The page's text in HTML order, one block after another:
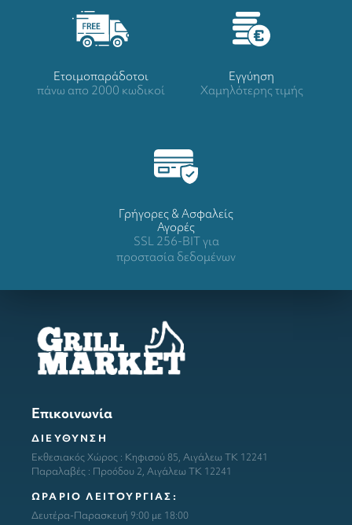
Ετοιμοπαράδοτοι
πάνω απο 2000 κωδικοί
Eγγύηση
Χαμηλότερης τιμής
Γρήγορες & Ασφαλείς
Αγορές
SSL 256-BIT για
προστασία δεδομένων
Επικοινωνία
ΔΙΕΥΘΥΝΣΗ
Εκθεσιακός Χώρος : Κηφισού 85, Αιγάλεω ΤΚ 12241
Παραλαβές : Προόδου 2, Αιγάλεω ΤΚ 12241
ΩΡΑΡΙΟ ΛΕΙΤΟΥΡΓΙΑΣ:
Δευτέρα-Παρασκευή 9:00 με 18:00